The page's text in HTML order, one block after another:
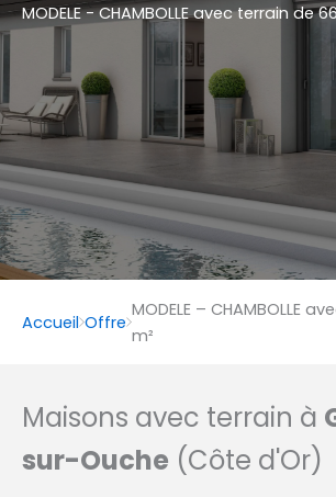
MODELE - CHAMBOLLE avec terrain de
Accueil Offre
MODELE – CHAMBOLLE
m²
Maisons avec terrain à
sur-Ouche (Côte d'Or)